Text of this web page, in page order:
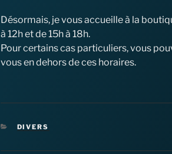
Désormais, je vous accueille à la
à 12h et de 15h à 18h.
Pour certains cas particuliers, vous
vous en dehors de ces horaires.
CATÉGORIES
DIVERS